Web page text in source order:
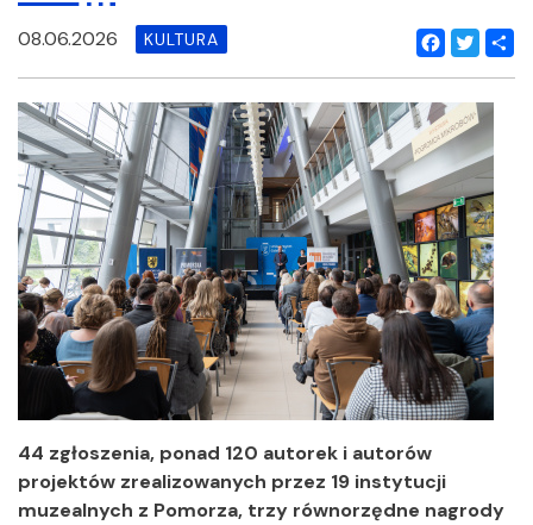
Facebook
Twitter
08.06.2026 KULTURA
44 zgłoszenia, ponad 120 autorek i autorów
projektów zrealizowanych przez 19 instytucji
muzealnych z Pomorza, trzy równorzędne nagrody